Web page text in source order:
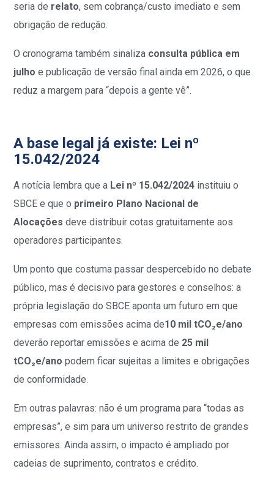
seria de relato, sem cobrança/custo imediato e sem
obrigação de redução.
O cronograma também sinaliza consulta pública em
julho e publicação de versão final ainda em 2026, o que
reduz a margem para “depois a gente vê”.
A base legal já existe: Lei nº
15.042/2024
A notícia lembra que a Lei nº 15.042/2024 instituiu o
SBCE e que o primeiro Plano Nacional de
Alocações deve distribuir cotas gratuitamente aos
operadores participantes.
Um ponto que costuma passar despercebido no debate
público, mas é decisivo para gestores e conselhos: a
própria legislação do SBCE aponta um futuro em que
empresas com emissões acima de10 mil tCO₂e/ano
deverão reportar emissões e acima de 25 mil
tCO₂e/ano podem ficar sujeitas a limites e obrigações
de conformidade.
Em outras palavras: não é um programa para “todas as
empresas”, e sim para um universo restrito de grandes
emissores. Ainda assim, o impacto é ampliado por
cadeias de suprimento, contratos e crédito.